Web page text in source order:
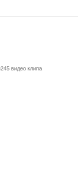
видео клипа